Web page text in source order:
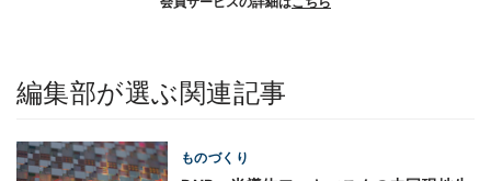
編集部が選ぶ関連記事
ものづくり